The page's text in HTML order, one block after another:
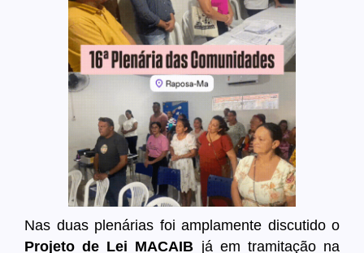
Nas duas plenárias foi amplamente discutido o
Projeto de Lei MACAIB já em tramitação na